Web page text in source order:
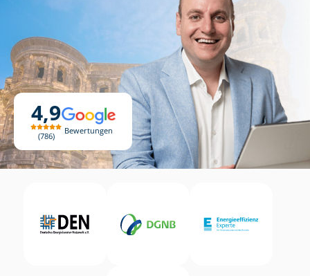
4,9
786
Bewertungen